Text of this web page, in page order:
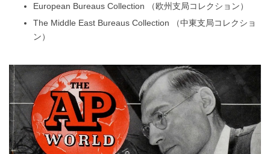
European Bureaus Collection （欧州支局コレクション）
The Middle East Bureaus Collection （中東支局コレクショ
ン）